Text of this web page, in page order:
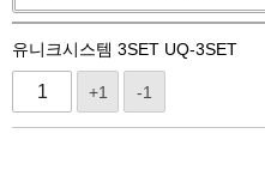
유니크시스템 3SET UQ-3SET
+1 -1